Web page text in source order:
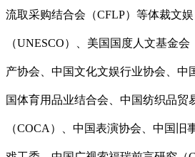
流取采购结合会（CFLP）等体裁文
（UNESCO）、美国国度人文基金
产协会、中国文化文娱行业协会、中
国体育用品业结合会、中国纺织品贸
（COCA）、中国表演协会、中国旧